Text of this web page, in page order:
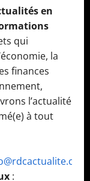
en
qui
la
finances
l’actualité
à tout
: